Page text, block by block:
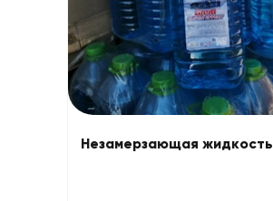
Незамерзающая жидкость